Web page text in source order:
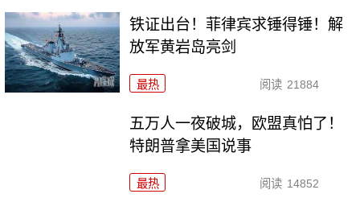
铁证出台！菲律宾求锤得锤！解
放军黄岩岛亮剑
最热 阅读 21884
五万人一夜破城，欧盟真怕了！
特朗普拿美国说事
最热 阅读 14852